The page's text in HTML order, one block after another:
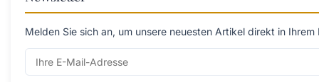
Melden Sie sich an, um unsere neuesten Artikel direkt in